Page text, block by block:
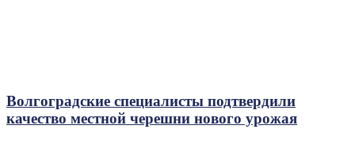
Волгоградские специалисты подтвердили
качество местной черешни нового урожая